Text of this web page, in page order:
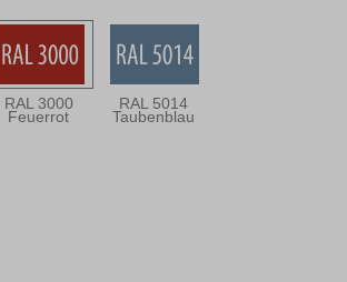
RAL 3000
Feuerrot
RAL 5014
Taubenblau